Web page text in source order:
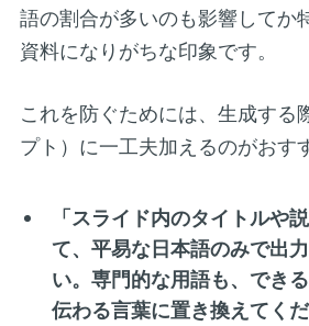
語の割合が多いのも影響してか
資料になりがちな印象です。
これを防ぐためには、生成する
プト）に一工夫加えるのがおす
「スライド内のタイトルや
て、平易な日本語のみで出
い。専門的な用語も、でき
伝わる言葉に置き換えてくだ